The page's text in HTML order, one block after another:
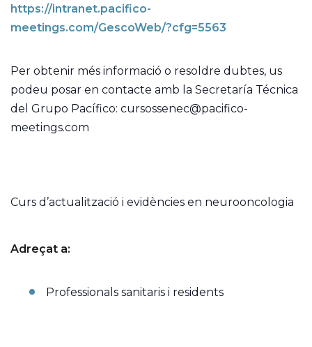
https://intranet.pacifico-
meetings.com/GescoWeb/?cfg=5563
Per obtenir més informació o resoldre dubtes, us
podeu posar en contacte amb la Secretaría Técnica
del Grupo Pacífico: cursossenec@pacifico-
meetings.com
Curs d’actualització i evidències en neurooncologia
Adreçat a:
Professionals sanitaris i residents